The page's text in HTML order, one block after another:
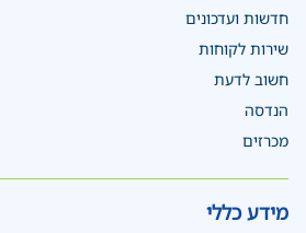
חדשות ועדכונים
שירות לקוחות
חשוב לדעת
הנדסה
מכרזים
מידע כללי